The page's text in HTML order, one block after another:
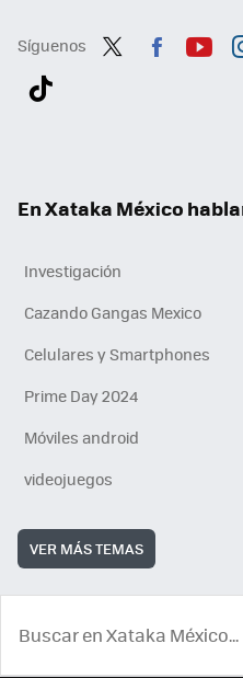
Síguenos
En Xataka México
Investigación
Cazando Gangas Mexico
Celulares y Smartphones
Prime Day 2024
Móviles android
videojuegos
VER MÁS TEMAS